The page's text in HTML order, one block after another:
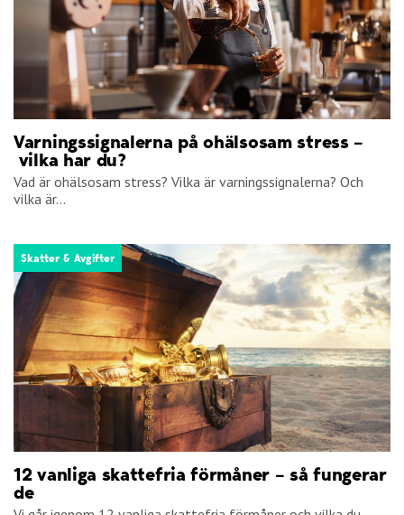
Varningssignalerna på ohälsosam stress –
vilka har du?
Vad är ohälsosam stress? Vilka är varningssignalerna? Och
vilka är...
Skatter & Avgifter
12 vanliga skattefria förmåner – så fungerar
de